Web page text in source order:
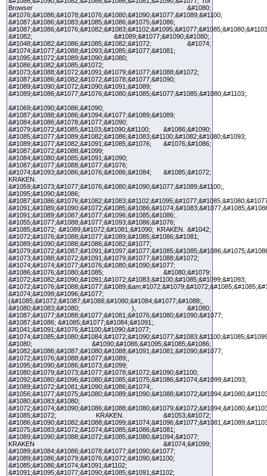
Browser &#1080;
&#1076;&#1086;&#1078;&#1076;&#1080;&#1090;&#1077;&#1089;&#1100;
&#1087;&#1086;&#1083;&#1085;&#1086;&#1075;&#1086;
&#1082; &#1089;&#1077;&#1090;&#1080;.
&#1048;&#1082;&#1086;&#1085;&#1082;&#1072; &#1074;
&#1074;&#1077;&#1088;&#1093;&#1085;&#1077;&#1081;
&#1095;&#1072;&#1089;&#1090;&#1080;
&#1086;&#1082;&#1085;&#1072;
&#1073;&#1088;&#1072;&#1091;&#1079;&#1077;&#1088;&#1072;
&#1087;&#1086;&#1082;&#1072;&#1078;&#1077;&#1090;
&#1089;&#1090;&#1072;&#1090;&#1091;&#1089;
&#1089;&#1086;&#1077;&#1076;&#1080;&#1085;&#1077;&#1085;&#1080;&#1103;.
&#1069;&#1090;&#1086;&#1090;
&#1087;&#1088;&#1086;&#1094;&#1077;&#1089;&#1089;
&#1084;&#1086;&#1078;&#1077;&#1090;
&#1079;&#1072;&#1085;&#1103;&#1090;&#1100; &#1086;&#1090;
&#1085;&#1077;&#1089;&#1082;&#1086;&#1083;&#1100;&#1082;&#1080;&#1093;
&#1089;&#1077;&#1082;&#1091;&#1085;&#1076; &#1076;&#1086;
&#1087;&#1072;&#1088;&#1099;
&#1084;&#1080;&#1085;&#1091;&#1090;
&#1087;&#1077;&#1088;&#1077;&#1076;
&#1074;&#1093;&#1086;&#1076;&#1086;&#1084; &#1085;&#1072;
KRAKEN.
&#1059;&#1073;&#1077;&#1076;&#1080;&#1090;&#1077;&#1089;&#1100;,
&#1095;&#1090;&#1086;
&#1091;&#1089;&#1087;&#1077;&#1096;&#1085;&#1086;.
&#1055;&#1077;&#1088;&#1077;&#1093;&#1086;&#1076;
&#1085;&#1072; &#1089;&#1072;&#1081;&#1090; KRAKEN. &#1042;
&#1072;&#1076;&#1088;&#1077;&#1089;&#1085;&#1086;&#1081;
&#1089;&#1090;&#1088;&#1086;&#1082;&#1077;
&#1073;&#1088;&#1072;&#1091;&#1079;&#1077;&#1088;&#1072;
&#1074;&#1074;&#1077;&#1076;&#1080;&#1090;&#1077;
&#1086;&#1076;&#1080;&#1085; &#1080;&#1079;
&#1072;&#1082;&#1090;&#1091;&#1072;&#1083;&#1100;&#1085;&#1099;&#1093;
&#1074;&#1099;&#1096;&#1077;
(&#1085;&#1072;&#1087;&#1088;&#1080;&#1084;&#1077;&#1088;,
&#1080;&#1083;&#1080; ), &#1080;
&#1087;&#1077;&#1088;&#1077;&#1081;&#1076;&#1080;&#1090;&#1077;
&#1087;&#1086; &#1085;&#1077;&#1084;&#1091;.
&#1041;&#1091;&#1076;&#1100;&#1090;&#1077;
&#1080; &#1090;&#1086;&#1095;&#1085;&#1086;
&#1082;&#1086;&#1087;&#1080;&#1088;&#1091;&#1081;&#1090;&#1077;
&#1072;&#1076;&#1088;&#1077;&#1089;,
&#1095;&#1090;&#1086;&#1073;&#1099;
&#1080;&#1079;&#1073;&#1077;&#1078;&#1072;&#1090;&#1100;
&#1092;&#1080;&#1096;&#1080;&#1085;&#1075;&#1086;&#1074;&#1099;&#1093;
&#1089;&#1072;&#1081;&#1090;&#1086;&#1074;.
&#1080;&#1083;&#1080;
&#1085;&#1072; KRAKEN. &#1053;&#1072;
&#1075;&#1083;&#1072;&#1074;&#1085;&#1086;&#1081;
&#1089;&#1090;&#1088;&#1072;&#1085;&#1080;&#1094;&#1077;
KRAKEN &#1074;&#1099;
&#1089;&#1084;&#1086;&#1078;&#1077;&#1090;&#1077;
&#1089;&#1086;&#1079;&#1076;&#1072;&#1090;&#1100;
&#1085;&#1086;&#1074;&#1091;&#1102;
&#1091;&#1095;&#1077;&#1090;&#1085;&#1091;&#1102;